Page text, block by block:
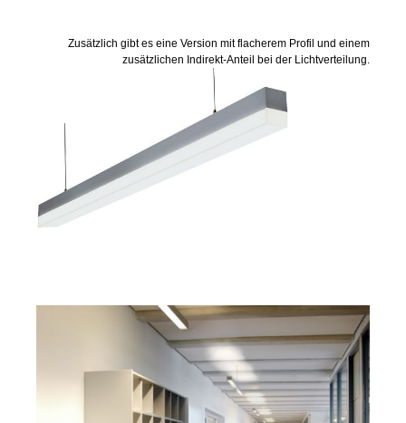
Zusätzlich gibt es eine Version mit flacherem Profil und einem
zusätzlichen Indirekt-Anteil bei der Lichtverteilung.